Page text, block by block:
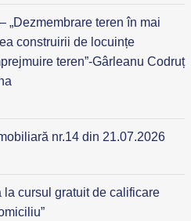
„Dezmembrare teren în mai
construirii de locuințe
teren”-Gârleanu Codruț
nr.14 din 21.07.2026
cursul gratuit de calificare